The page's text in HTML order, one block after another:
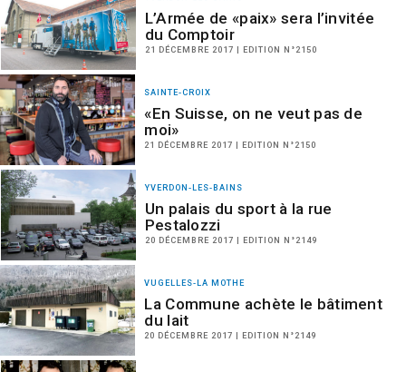
L’Armée de «paix» sera l’invitée
du Comptoir
21 DÉCEMBRE 2017 | EDITION N°2150
SAINTE-CROIX
«En Suisse, on ne veut pas de
moi»
21 DÉCEMBRE 2017 | EDITION N°2150
YVERDON-LES-BAINS
Un palais du sport à la rue
Pestalozzi
20 DÉCEMBRE 2017 | EDITION N°2149
VUGELLES-LA MOTHE
La Commune achète le bâtiment
du lait
20 DÉCEMBRE 2017 | EDITION N°2149